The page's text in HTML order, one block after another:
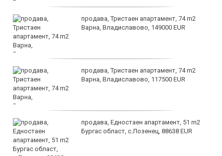
продава, Тристаен апартамент, 74 m2
Варна, Владиславово, 149000 EUR
продава, Тристаен апартамент, 74 m2
Варна, Владиславово, 117500 EUR
продава, Едностаен апартамент, 51 m2
Бургас област, с.Лозенец, 88638 EUR